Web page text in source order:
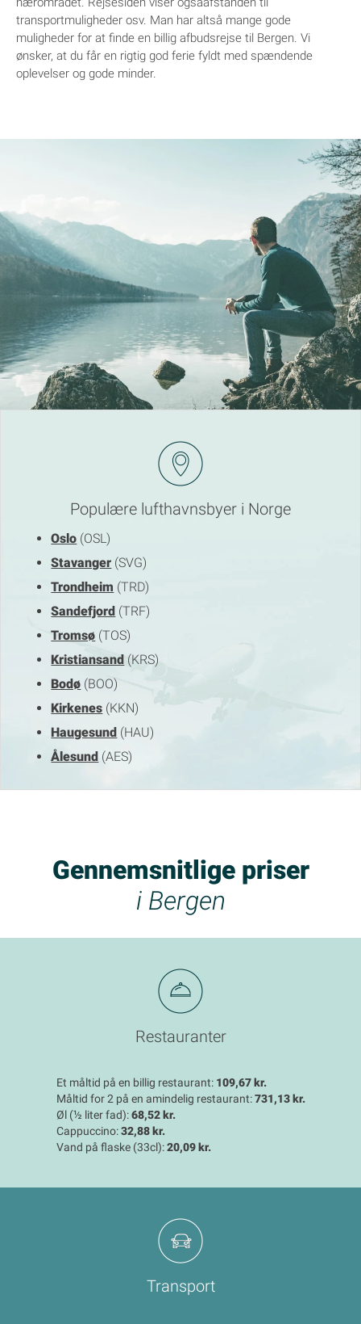
transportmuligheder osv. Man har altså mange gode
muligheder for at finde en billig afbudsrejse til Bergen. Vi
ønsker, at du får en rigtig god ferie fyldt med spændende
oplevelser og gode minder.
Populære lufthavnsbyer i Norge
Oslo (OSL)
Stavanger (SVG)
Trondheim (TRD)
Sandefjord (TRF)
Tromsø (TOS)
Kristiansand (KRS)
Bodø (BOO)
Kirkenes (KKN)
Haugesund (HAU)
Ålesund (AES)
Gennemsnitlige priser
i Bergen
Restauranter
Et måltid på en billig restaurant: 109,67 kr.
Måltid for 2 på en amindelig restaurant:731,13 kr.
Øl (½ liter fad):68,52 kr.
Cappuccino:32,88 kr.
Vand på flaske (33cl):20,09 kr.
Transport